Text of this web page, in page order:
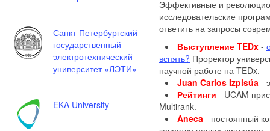
Санкт-Петербургский
государственный
электротехнический
университет «ЛЭТИ»
EKA University
Эффективные и
исследовательские
ответить на запросы
Выступление TEDx -
вспять? Проректор
научной работе на TEDx.
Juan Carlos Izpisúa -
Рейтинги - UCAM
Multirank.
Aneca - постоянный